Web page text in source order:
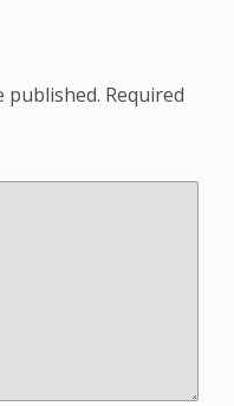
published. Required